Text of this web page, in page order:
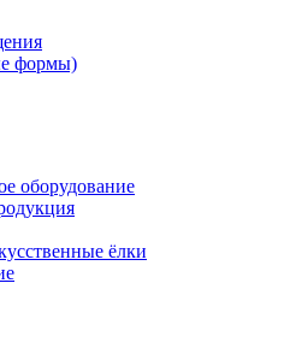
формы)
оборудование
ёлки